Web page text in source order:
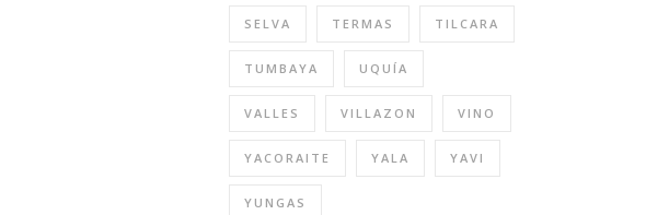
SELVA TERMAS TILCARA
TUMBAYA UQUÍA
VALLES VILLAZON VINO
YACORAITE YALA YAVI
YUNGAS